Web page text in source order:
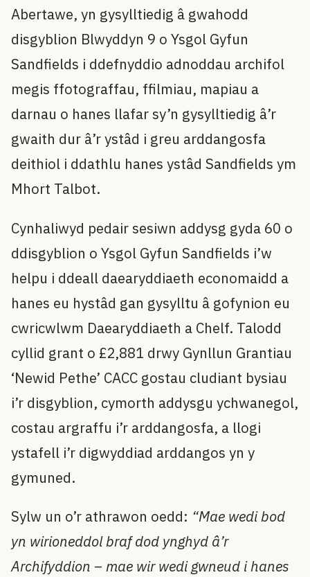
Abertawe, yn gysylltiedig â gwahodd
disgyblion Blwyddyn 9 o Ysgol Gyfun
Sandfields i ddefnyddio adnoddau archifol
megis ffotograffau, ffilmiau, mapiau a
darnau o hanes llafar sy’n gysylltiedig â’r
gwaith dur â’r ystâd i greu arddangosfa
deithiol i ddathlu hanes ystâd Sandfields ym
Mhort Talbot.
Cynhaliwyd pedair sesiwn addysg gyda 60 o
ddisgyblion o Ysgol Gyfun Sandfields i’w
helpu i ddeall daearyddiaeth economaidd a
hanes eu hystâd gan gysylltu â gofynion eu
cwricwlwm Daearyddiaeth a Chelf. Talodd
cyllid grant o £2,881 drwy Gynllun Grantiau
‘Newid Pethe’ CACC gostau cludiant bysiau
i’r disgyblion, cymorth addysgu ychwanegol,
costau argraffu i’r arddangosfa, a llogi
ystafell i’r digwyddiad arddangos yn y
gymuned.
Sylw un o’r athrawon oedd: “Mae wedi bod
yn wirioneddol braf dod ynghyd â’r
Archifyddion – mae wir wedi gwneud i hanes